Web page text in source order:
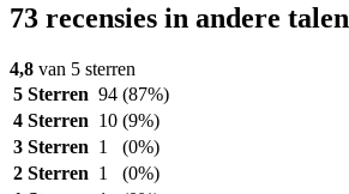
73 recensies in andere talen
4,8 van 5 sterren
5 Sterren 94 (87%)
4 Sterren 10 (9%)
3 Sterren 1
(0%)
2 Sterren 1
(0%)